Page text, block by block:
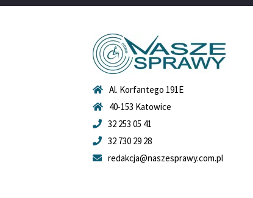
Al. Korfantego 191E
40-153 Katowice
32 253 05 41
32 730 29 28
redakcja@naszesprawy.com.pl